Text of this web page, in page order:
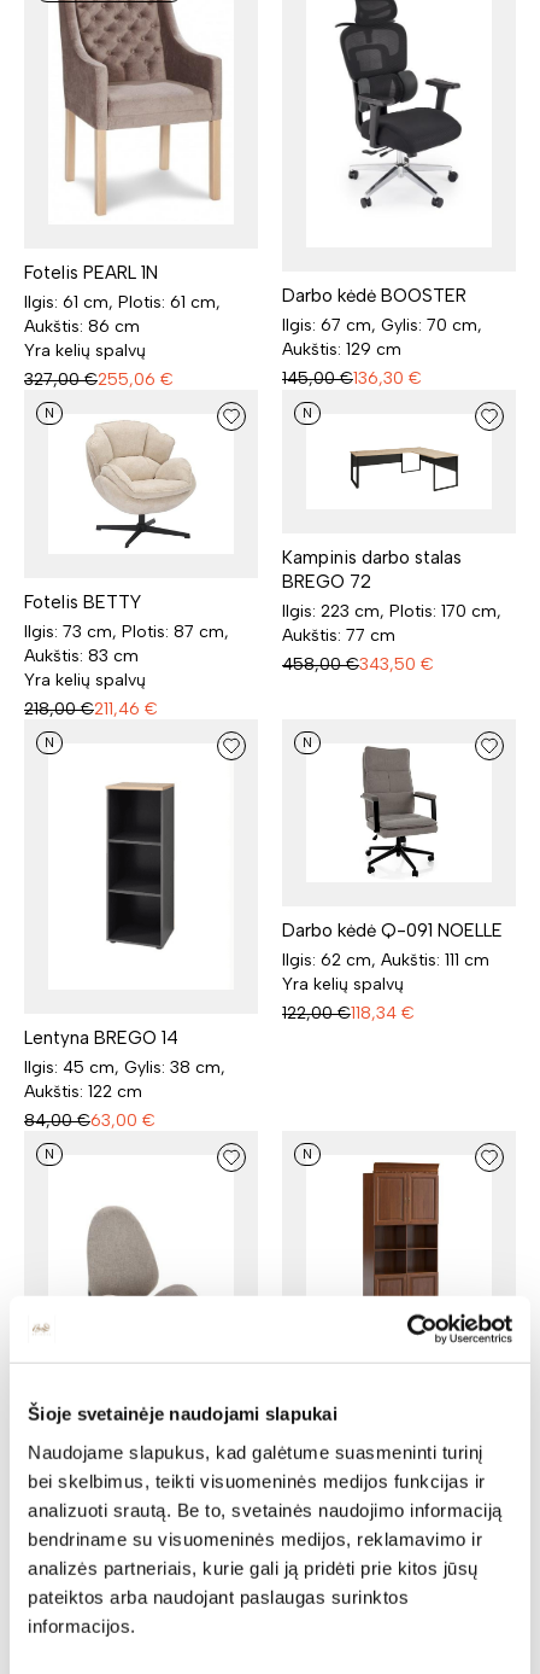
Šioje svetainėje naudojami slapukai
Naudojame slapukus, kad galėtume suasmeninti turinį
bei skelbimus, teikti visuomeninės medijos funkcijas ir
analizuoti srautą. Be to, svetainės naudojimo informaciją
bendriname su visuomeninės medijos, reklamavimo ir
analizės partneriais, kurie gali ją pridėti prie kitos jūsų
pateiktos arba naudojant paslaugas surinktos
informacijos.
Fotelis PEARL 1N
Ilgis: 61 cm, Plotis: 61 cm,
Aukštis: 86 cm
Yra kelių spalvų
327,00 €255,06 €
Darbo kėdė BOOSTER
Ilgis: 67 cm, Gylis: 70 cm,
Aukštis: 129 cm
145,00 €136,30 €
N
Fotelis BETTY
Ilgis: 73 cm, Plotis: 87 cm,
Aukštis: 83 cm
Yra kelių spalvų
218,00 €211,46 €
N
Kampinis darbo stalas
BREGO 72
Ilgis: 223 cm, Plotis: 170 cm,
Aukštis: 77 cm
458,00 €343,50 €
N
Lentyna BREGO 14
Ilgis: 45 cm, Gylis: 38 cm,
Aukštis: 122 cm
84,00 €63,00 €
N
Darbo kėdė Q-091 NOELLE
Ilgis: 62 cm, Aukštis: 111 cm
Yra kelių spalvų
122,00 €118,34 €
N
Darbo kėdė FALCAO
Plotis: 54 cm, Gylis: 58 cm,
Aukštis: 101 cm
105,00 €98,70 €
N
Ilgis: 100 cm, Gylis: 46 cm,
Aukštis: 242 cm
1025,00 €871,25 €
N N